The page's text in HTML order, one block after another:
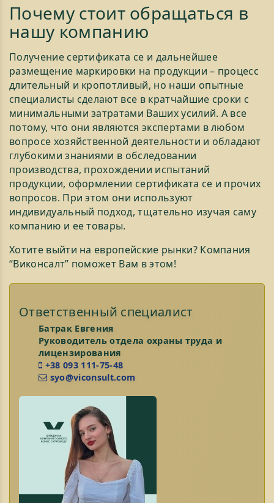
Почему стоит обращаться в
нашу компанию
Получение сертификата ce и дальнейшее
размещение маркировки на продукции – процесс
длительный и кропотливый, но наши опытные
специалисты сделают все в кратчайшие сроки с
минимальными затратами Ваших усилий. А все
потому, что они являются экспертами в любом
вопросе хозяйственной деятельности и обладают
глубокими знаниями в обследовании
производства, прохождении испытаний
продукции, оформлении сертификата ce и прочих
вопросов. При этом они используют
индивидуальный подход, тщательно изучая саму
компанию и ее товары.
Хотите выйти на европейские рынки? Компания
“Виконсалт” поможет Вам в этом!
Ответственный специалист
Батрак Евгения
Руководитель отдела охраны труда и
лицензирования
+38 093 111-75-48
syo@viconsult.com